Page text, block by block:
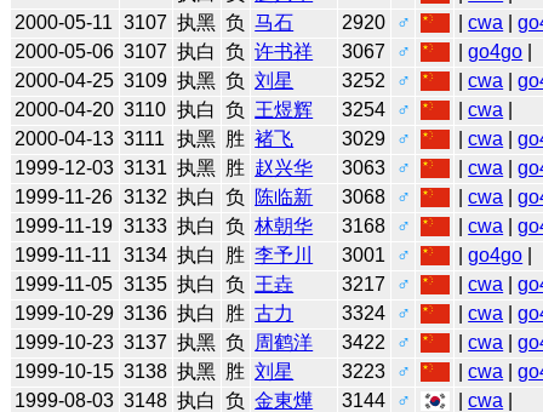
2000-05-11 3107 执黑 负 马石 2920 ♂ |cwa |
2000-05-06 3107 执白 负 许书祥 3067 ♂ |go4go
2000-04-25 3109 执黑 负 刘星 3252 ♂ |cwa |
2000-04-20 3110 执白 负 王煜辉 3254 ♂ |cwa
2000-04-13 3111 执黑 胜 褚飞 3029 ♂ |cwa |
1999-12-03 3131 执黑 胜 赵兴华 3063 ♂ |cwa |
1999-11-26 3132 执白 负 陈临新 3068 ♂ |cwa |
1999-11-19 3133 执白 负 林朝华 3168 ♂ |cwa |
1999-11-11
3134 执白 胜 李予川 3001 ♂ |go4go
1999-11-05 3135 执白 负 王垚 3217 ♂ |cwa |
1999-10-29 3136 执白 胜 古力 3324 ♂ |cwa |
1999-10-23 3137 执黑 负 周鹤洋 3422 ♂ |cwa |
1999-10-15 3138 执黑 胜 刘星 3223 ♂ |cwa |
1999-08-03 3148 执白 负 金東燁 3144 ♂ |cwa